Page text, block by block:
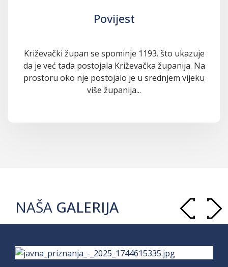
Povijest
Križevački župan se spominje 1193. što ukazuje
da je već tada postojala Križevačka županija. Na
prostoru oko nje postojalo je u srednjem vijeku
više županija...
NAŠA GALERIJA